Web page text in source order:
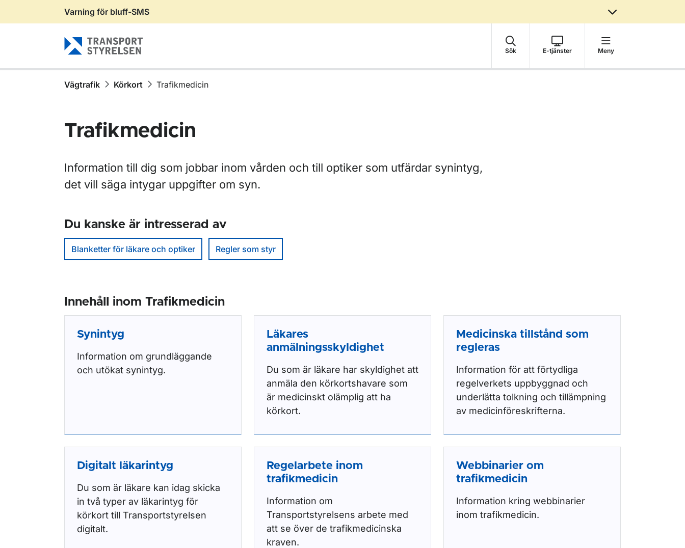
Gå till sidans innehåll
Varning för bluff-SMS
Sök E-tjänster Meny
Vägtrafik Körkort Trafikmedicin
Trafikmedicin
Information till dig som jobbar inom vården och till optiker som utfärdar synintyg,
det vill säga intygar uppgifter om syn.
Du kanske är intresserad av
Blanketter för läkare och optiker Regler som styr
Innehåll inom Trafikmedicin
Synintyg
Information om grundläggande
och utökat synintyg.
Läkares
anmälningsskyldighet
Du som är läkare har skyldighet att
anmäla den körkortshavare som
är medicinskt olämplig att ha
körkort.
Medicinska tillstånd som
regleras
Information för att förtydliga
regelverkets uppbyggnad och
underlätta tolkning och tillämpning
av medicinföreskrifterna.
Digitalt läkarintyg
Du som är läkare kan idag skicka
in två typer av läkarintyg för
körkort till Transportstyrelsen
digitalt.
Regelarbete inom
trafikmedicin
Information om
Transportstyrelsens arbete med
att se över de trafikmedicinska
kraven.
Webbinarier om
trafikmedicin
Information kring webbinarier
inom trafikmedicin.